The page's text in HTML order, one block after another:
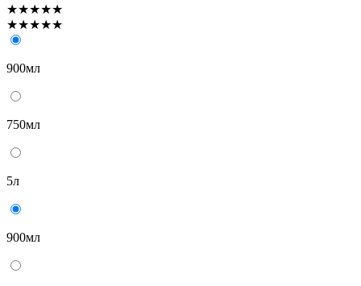
★★★★★
★★★★★
900мл
750мл
5л
900мл